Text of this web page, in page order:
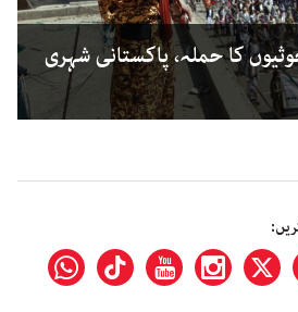
کا حملہ، پاکستانی شہری